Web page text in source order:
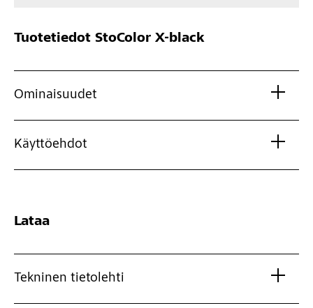
Tuotetiedot StoColor X-black
Ominaisuudet
Käyttöehdot
Lataa
Tekninen tietolehti